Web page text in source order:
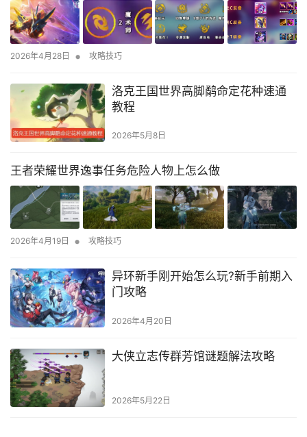
2026年4月28日 • 攻略技巧
洛克王国世界高脚鹬命定花种速通
教程
2026年5月8日
王者荣耀世界逸事任务危险人物上怎么做
2026年4月19日 • 攻略技巧
异环新手刚开始怎么玩?新手前期入
门攻略
2026年4月20日
大侠立志传群芳馆谜题解法攻略
2026年5月22日